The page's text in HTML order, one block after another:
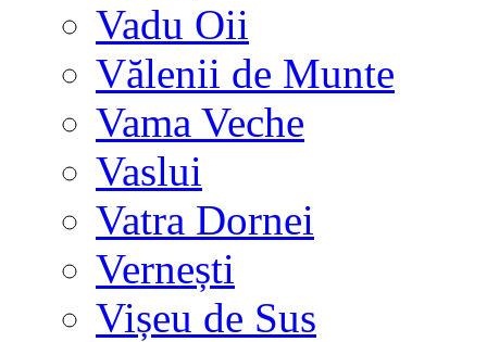
Vadu Oii
Vălenii de Munte
Vama Veche
Vaslui
Vatra Dornei
Vernești
Vișeu de Sus